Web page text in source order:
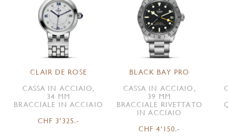
CLAIR DE ROSE
CASSA IN ACCIAIO,
34 MM
BRACCIALE IN ACCIAIO
CHF 3'325.-
BLACK BAY PRO
CASSA IN ACCIAIO,
39 MM
BRACCIALE RIVETTATO
IN ACCIAIO
CHF 4'150.-